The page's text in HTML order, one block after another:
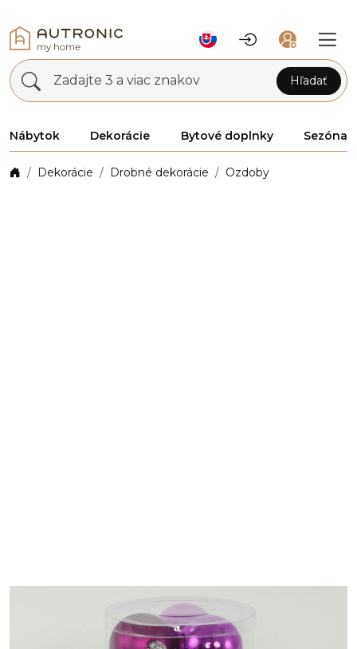
Zadajte 3 a viac znakov Hľadať
Nábytok Dekorácie Bytové doplnky Sezóna
Dekorácie Drobné dekorácie Ozdoby